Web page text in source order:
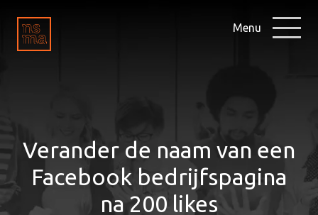
Menu
Verander de naam van een
Facebook bedrijfspagina
na 200 likes